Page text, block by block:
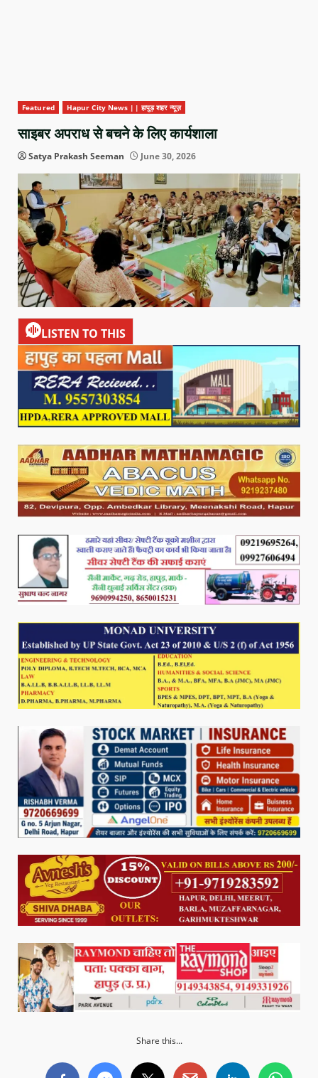
Featured Hapur City News || हापुड़ शहर न्यूज़
साइबर अपराध से बचने के लिए कार्यशाला
Satya Prakash Seeman June 30, 2026
LISTEN TO THIS
Share this...